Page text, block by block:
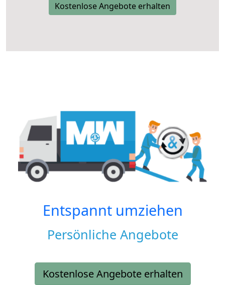
Kostenlose Angebote erhalten
Entspannt umziehen
Persönliche Angebote
Kostenlose Angebote erhalten